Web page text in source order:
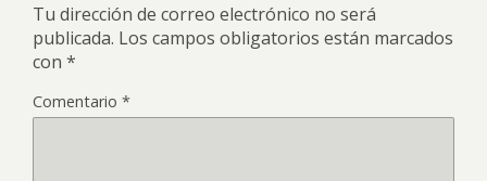
Tu dirección de correo electrónico no será
publicada. Los campos obligatorios están marcados
con *
Comentario *